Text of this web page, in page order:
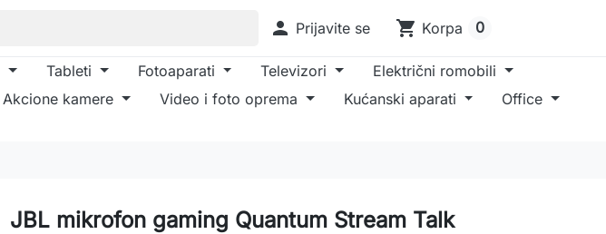
 Prijavite se shopping_cart Korpa 0
Tableti Fotoaparati Televizori
Električni romobili
Akcione kamere Video i foto oprema Kućanski aparati
Office
JBL mikrofon gaming Quantum Stream Talk